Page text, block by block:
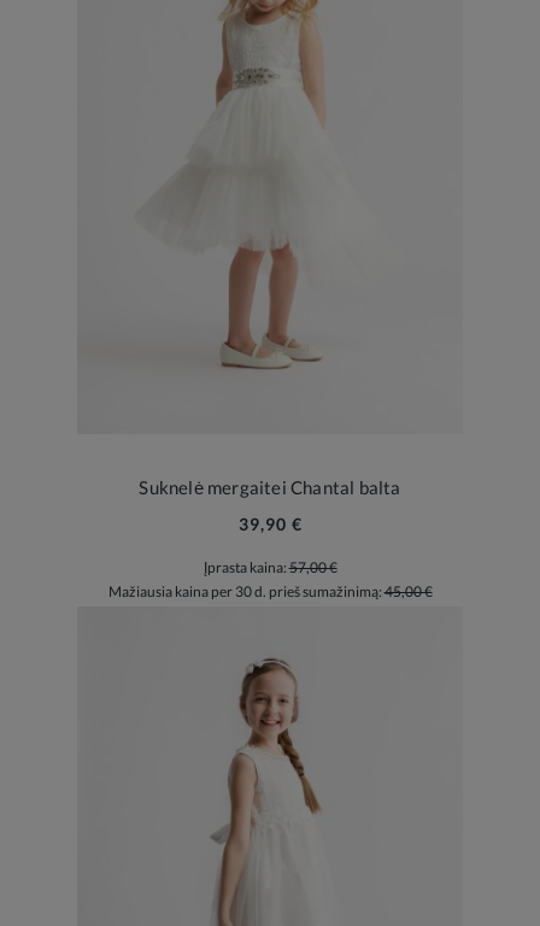
Suknelė mergaitei Chantal balta
39,90 €
Įprasta kaina:57,00 €
Mažiausia kaina per 30 d. prieš sumažinimą:45,00 €